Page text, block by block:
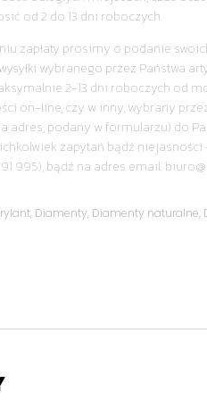
od 2 do 13 dni roboczych.
zapłaty prosimy o podanie
wybranego przez Państwa
2-13 dni roboczych od
on-line, czy w inny, wybrany
adres, podany w formularzu) do
zapytań bądź
995), bądź na adres email:
, Diamenty, Diamenty naturalne,